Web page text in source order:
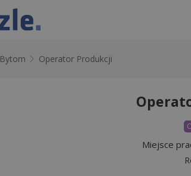
Bytom Operator Produkcji
Miejsce